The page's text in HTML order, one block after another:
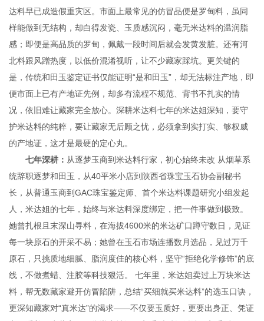
达料早已成造假重灾区。市面上最常见的仿冒品便是罗甸料，虽同
样能做到无结构，却白得发瓷、玉质感沉闷，毫无米达料的温润脂
感；即便是高品质的罗甸，佩戴一段时间后就会发黄发脏。还有河
北料跟风蹭热度，以低价混淆视听，让不少藏家踩坑。更关键的
是，传统和田玉鉴定证书仅能证明“是和田玉”，却无法标注产地，即
便市面上已有产地证先例，却多有流程不规范、背书不扎实的情
况，依旧难让藏家完全放心。深耕米达料七年的米达姐深知，要守
护米达料的纯粹，要让藏家无后顾之忧，必须拿到实打实、够权威
的产地证，这才是最硬的定心丸。
七年深耕： 从逐梦玉商到米达料行家，初心始终未改 从烟草系
统辞职逐梦和田玉，从40平米小店到陕西省珠宝玉石协会副秘书
长，从普通玉商到GAC珠宝鉴定师、首个米达料课题研究小组发起
人，米达姐的七年，始终与米达料深度绑定，把一件事做到极致。
她曾扎根且末深山寻料，在海拔4600米的米达矿口蹲守数日，见证
每一块原石的开采不易；她曾在玉石市场连播数月选品，见过万千
原石，只挑质地细腻、脂润度佳的核心料，坚守“拒绝化学修饰”的底
线，不做煮蜡、注胶等科技狠活。 七年里，米达姐卖过上万块米达
料，帮无数藏家避开仿冒陷阱，总结“买细就买米达料”的选玉口诀，
更深知藏家对“真米达”的渴求——不仅要玉质好，更要出身正、凭证